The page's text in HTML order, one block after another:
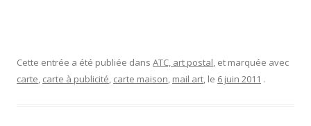
Cette entrée a été publiée dans ATC, art postal, et marquée avec
carte, carte à publicité, carte maison, mail art, le 6 juin 2011 .